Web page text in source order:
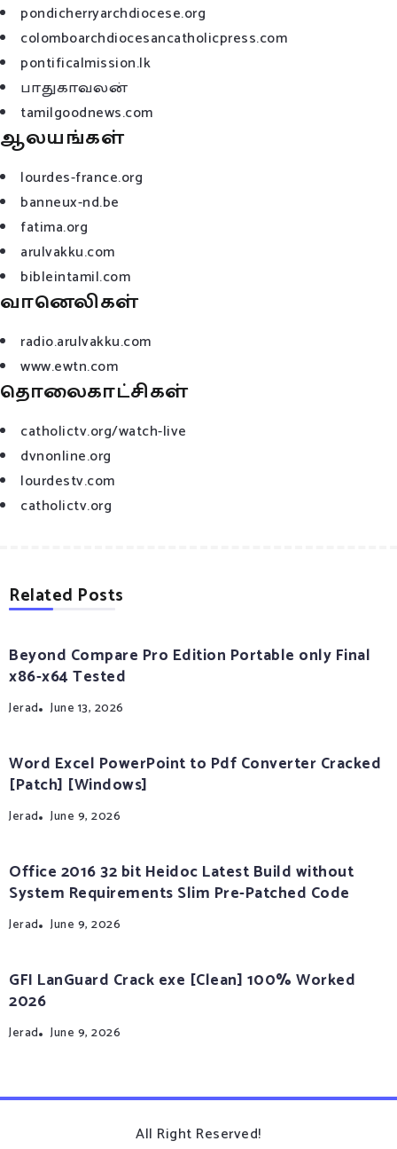
pondicherryarchdiocese.org
colomboarchdiocesancatholicpress.com
pontificalmission.lk
பாதுகாவலன்
tamilgoodnews.com
ஆலயங்கள்
lourdes-france.org
banneux-nd.be
fatima.org
arulvakku.com
bibleintamil.com
வானெலிகள்
radio.arulvakku.com
www.ewtn.com
தொலைகாட்சிகள்
catholictv.org/watch-live
dvnonline.org
lourdestv.com
catholictv.org
Related Posts
Beyond Compare Pro Edition Portable only Final
x86-x64 Tested
Jerad June 13, 2026
Word Excel PowerPoint to Pdf Converter Cracked
[Patch] [Windows]
Jerad June 9, 2026
Office 2016 32 bit Heidoc Latest Build without
System Requirements Slim Pre-Patched Code
Jerad June 9, 2026
GFI LanGuard Crack exe [Clean] 100% Worked
2026
Jerad June 9, 2026
All Right Reserved!